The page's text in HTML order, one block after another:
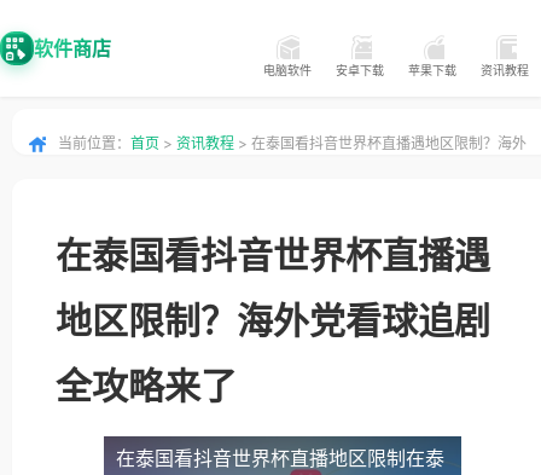
软件商店
电脑软件 安卓下载 苹果下载 资讯教程
当前位置： 首页 > 资讯教程 > 在泰国看抖音世界杯直播遇地区限制？海外
在泰国看抖音世界杯直播遇
地区限制？海外党看球追剧
全攻略来了
在泰国看抖音世界杯直播地区限制 在泰